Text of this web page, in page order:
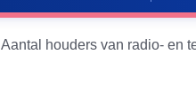
Aantal houders van radio- en